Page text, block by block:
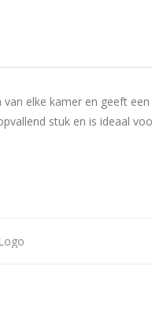
elke kamer en geeft
stuk en is ideaal